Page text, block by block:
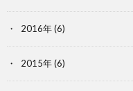
2016年(6)
2015年(6)